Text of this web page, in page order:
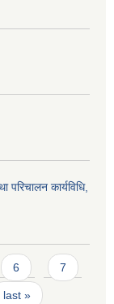
कार्यविधि,
6 7
last »